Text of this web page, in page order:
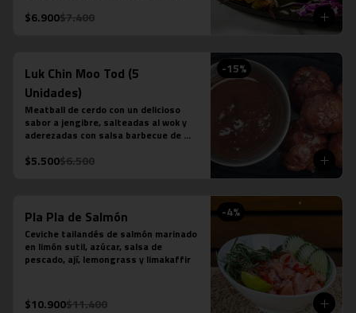
azúcar de palma, semillas de cilantro,
$6.900$7.400
-15%
Luk Chin Moo Tod (5
Unidades)
Meatball de cerdo con un delicioso
sabor a jengibre, salteadas al wok y
aderezadas con salsa barbecue de
$5.500$6.500
-4%
Pla Pla de Salmón
Ceviche tailandés de salmón marinado
en limón sutil, azúcar, salsa de
pescado, ají, lemongrass y limakaffir
$10.900$11.400